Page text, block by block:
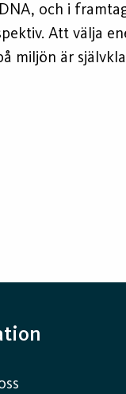
och i
Att välja
miljön är